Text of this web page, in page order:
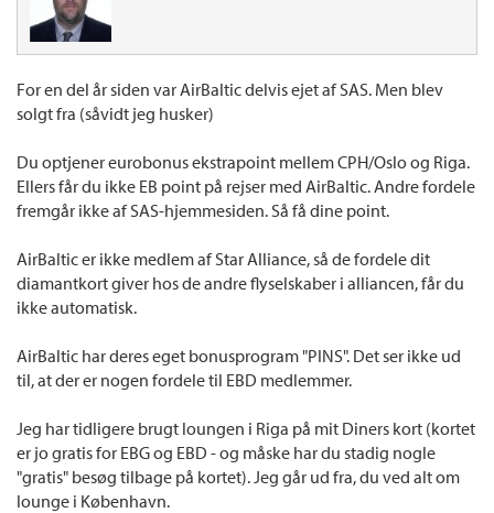
For en del år siden var AirBaltic delvis ejet af SAS. Men blev
solgt fra (såvidt jeg husker)
Du optjener eurobonus ekstrapoint mellem CPH/Oslo og Riga.
Ellers får du ikke EB point på rejser med AirBaltic. Andre fordele
fremgår ikke af SAS-hjemmesiden. Så få dine point.
AirBaltic er ikke medlem af Star Alliance, så de fordele dit
diamantkort giver hos de andre flyselskaber i alliancen, får du
ikke automatisk.
AirBaltic har deres eget bonusprogram "PINS". Det ser ikke ud
til, at der er nogen fordele til EBD medlemmer.
Jeg har tidligere brugt loungen i Riga på mit Diners kort (kortet
er jo gratis for EBG og EBD - og måske har du stadig nogle
"gratis" besøg tilbage på kortet). Jeg går ud fra, du ved alt om
lounge i København.